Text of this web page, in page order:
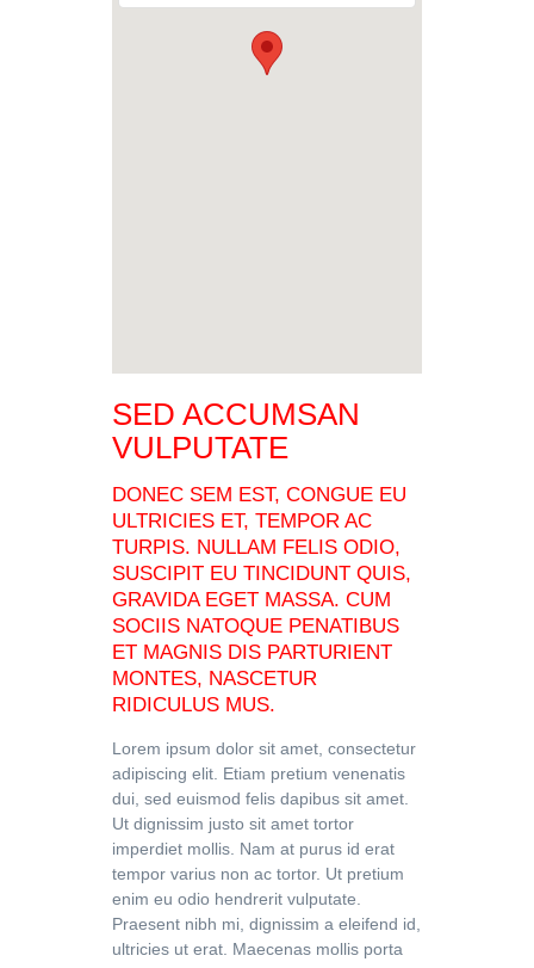
SED ACCUMSAN
VULPUTATE
DONEC SEM EST, CONGUE EU
ULTRICIES ET, TEMPOR AC
TURPIS. NULLAM FELIS ODIO,
SUSCIPIT EU TINCIDUNT QUIS,
GRAVIDA EGET MASSA. CUM
SOCIIS NATOQUE PENATIBUS
ET MAGNIS DIS PARTURIENT
MONTES, NASCETUR
RIDICULUS MUS.
Lorem ipsum dolor sit amet, consectetur
adipiscing elit. Etiam pretium venenatis
dui, sed euismod felis dapibus sit amet.
Ut dignissim justo sit amet tortor
imperdiet mollis. Nam at purus id erat
tempor varius non ac tortor. Ut pretium
enim eu odio hendrerit vulputate.
Praesent nibh mi, dignissim a eleifend id,
ultricies ut erat. Maecenas mollis porta